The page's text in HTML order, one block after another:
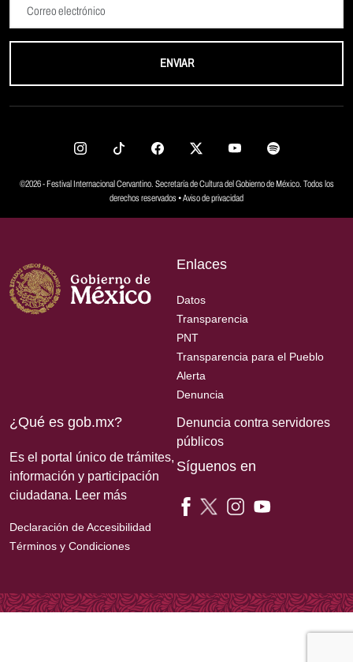
ENVIAR
©2026 - Festival Internacional Cervantino. Secretaría de Cultura del Gobierno de México. Todos los
derechos reservados •Aviso de privacidad
Enlaces
Datos
Transparencia
PNT
Transparencia para el Pueblo
Alerta
Denuncia
¿Qué es gob.mx?
Es el portal único de trámites,
información y participación
ciudadana. Leer más
Declaración de Accesibilidad
Términos y Condiciones
Denuncia contra servidores
públicos
Síguenos en